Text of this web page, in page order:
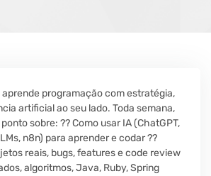
aprende programação com estratégia,
artificial ao seu lado. Toda semana,
sobre: ?? Como usar IA (ChatGPT,
n8n) para aprender e codar ??
reais, bugs, features e code review
algoritmos, Java, Ruby, Spring